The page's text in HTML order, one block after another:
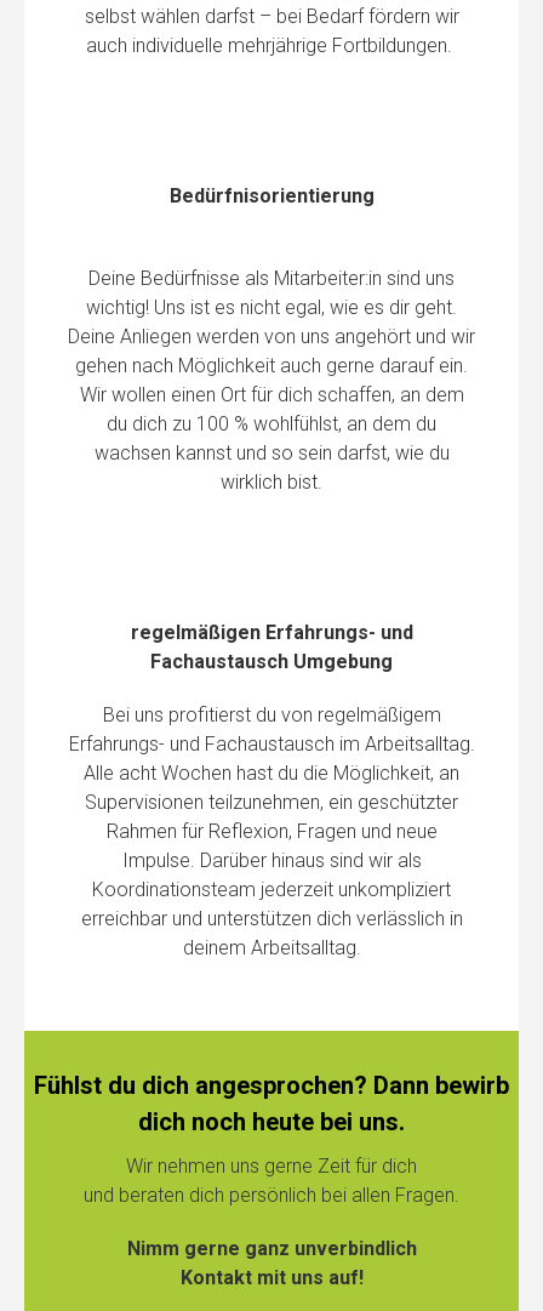
selbst wählen darfst – bei Bedarf fördern wir
auch individuelle mehrjährige Fortbildungen.
Bedürfnisorientierung
Deine Bedürfnisse als Mitarbeiter:in sind uns
wichtig! Uns ist es nicht egal, wie es dir geht.
Deine Anliegen werden von uns angehört und wir
gehen nach Möglichkeit auch gerne darauf ein.
Wir wollen einen Ort für dich schaffen, an dem
du dich zu 100 % wohlfühlst, an dem du
wachsen kannst und so sein darfst, wie du
wirklich bist.
regelmäßigen Erfahrungs- und
Fachaustausch Umgebung
Bei uns profitierst du von regelmäßigem
Erfahrungs- und Fachaustausch im Arbeitsalltag.
Alle acht Wochen hast du die Möglichkeit, an
Supervisionen teilzunehmen, ein geschützter
Rahmen für Reflexion, Fragen und neue
Impulse. Darüber hinaus sind wir als
Koordinationsteam jederzeit unkompliziert
erreichbar und unterstützen dich verlässlich in
deinem Arbeitsalltag.
Fühlst du dich angesprochen? Dann bewirb
dich noch heute bei uns.
Wir nehmen uns gerne Zeit für dich
und beraten dich persönlich bei allen Fragen.
Nimm gerne ganz unverbindlich
Kontakt mit uns auf!